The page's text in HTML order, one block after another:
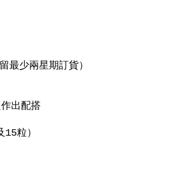
最少兩星期訂貨）
出配搭
粒）